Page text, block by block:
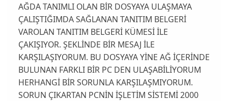
AĞDA TANIMLI OLAN BİR DOSYAYA ULAŞMAYA
ÇALIŞTIĞIMDA SAĞLANAN TANITIM BELGERİ
VAROLAN TANITIM BELGERİ KÜMESİ İLE
ÇAKIŞIYOR. ŞEKLİNDE BİR MESAJ İLE
KARŞILAŞIYORUM. BU DOSYAYA YİNE AĞ İÇERİNDE
BULUNAN FARKLI BİR PC DEN ULAŞABİLİYORUM
HERHANGİ BİR SORUNLA KARŞILAŞMIYORUM.
SORUN ÇIKARTAN PCNİN İŞLETİM SİSTEMİ 2000